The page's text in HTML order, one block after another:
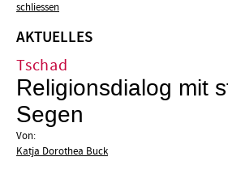
schliessen
AKTUELLES
Tschad
Religionsdialog mit
Segen
Von:
Katja Dorothea Buck